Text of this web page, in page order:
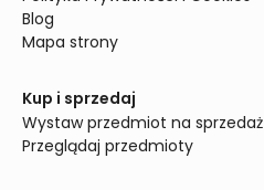
Blog
Mapa strony
Kup i sprzedaj
Wystaw przedmiot na sprzedaż
Przeglądaj przedmioty